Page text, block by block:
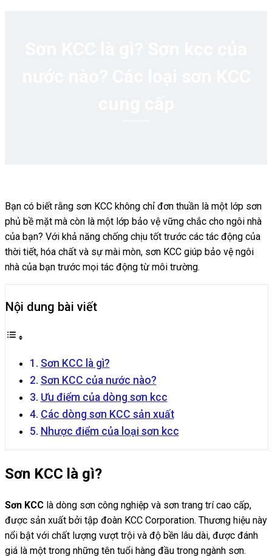
Bạn có biết rằng sơn KCC không chỉ đơn thuần là một lớp sơn
phủ bề mặt mà còn là một lớp bảo vệ vững chắc cho ngôi nhà
của bạn? Với khả năng chống chịu tốt trước các tác động của
thời tiết, hóa chất và sự mài mòn, sơn KCC giúp bảo vệ ngôi
nhà của bạn trước mọi tác động từ môi trường.
Nội dung bài viết
Sơn KCC là gì?
Sơn KCC của nước nào?
Ưu điểm của dòng sơn kcc
Các dòng sơn KCC sản xuất
Nhược điểm của loại sơn kcc
Sơn KCC là gì?
Sơn KCC là dòng sơn công nghiệp và sơn trang trí cao cấp,
được sản xuất bởi tập đoàn KCC Corporation. Thương hiệu này
nổi bật với chất lượng vượt trội và độ bền lâu dài, được đánh
giá là một trong những tên tuổi hàng đầu trong ngành sơn.